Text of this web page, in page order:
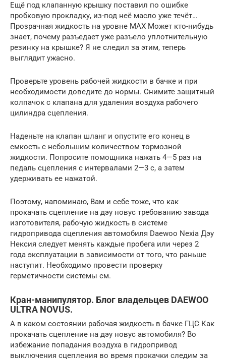
Ещё под клапанную крышку поставил по ошибке
пробковую прокладку, из-под неё масло уже течёт…
Прозрачная жидкость на уровне MAX Может кто-нибудь
знает, почему разъедает уже разъело уплотнительную
резинку на крышке? Я не следил за этим, теперь
выглядит ужасно.
Проверьте уровень рабочей жидкости в бачке и при
необходимости доведите до нормы. Снимите защитный
колпачок с клапана для удаления воздуха рабочего
цилиндра сцепления.
Наденьте на клапан шланг и опустите его конец в
емкость с небольшим количеством тормозной
жидкости. Попросите помощника нажать 4—5 раз на
педаль сцепления с интервалами 2—3 с, а затем
удерживать ее нажатой.
Поэтому, напоминаю, Вам и себе тоже, что как
прокачать сцепление на дэу новус требованию завода
изготовителя, рабочую жидкость в системе
гидропривода сцепления автомобиля Daewoo Nexia Дэу
Нексия следует менять каждые пробега или через 2
года эксплуатации в зависимости от того, что раньше
наступит. Необходимо провести проверку
герметичности системы см.
Кран-манипулятор. Блог владельцев DAEWOO
ULTRA NOVUS.
А в каком состоянии рабочая жидкость в бачке ГЦС Как
прокачать сцепление на дэу новус автомобиля? Во
избежание попадания воздуха в гидропривод
выключения сцепления во время прокачки следим за